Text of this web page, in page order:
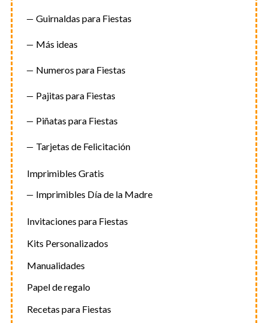
Guirnaldas para Fiestas
Más ideas
Numeros para Fiestas
Pajitas para Fiestas
Piñatas para Fiestas
Tarjetas de Felicitación
Imprimibles Gratis
Imprimibles Día de la Madre
Invitaciones para Fiestas
Kits Personalizados
Manualidades
Papel de regalo
Recetas para Fiestas